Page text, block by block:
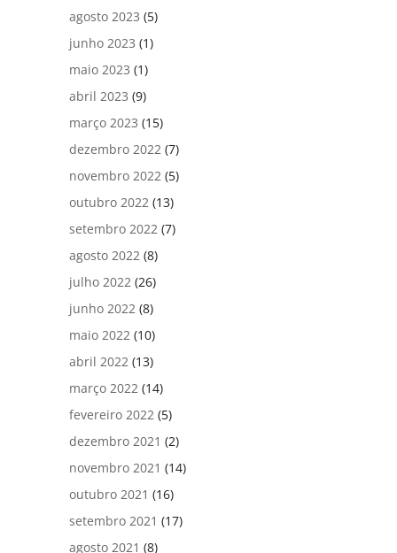
agosto 2023 (5)
junho 2023 (1)
maio 2023 (1)
abril 2023 (9)
março 2023 (15)
dezembro 2022 (7)
novembro 2022 (5)
outubro 2022 (13)
setembro 2022 (7)
agosto 2022 (8)
julho 2022 (26)
junho 2022 (8)
maio 2022 (10)
abril 2022 (13)
março 2022 (14)
fevereiro 2022 (5)
dezembro 2021 (2)
novembro 2021 (14)
outubro 2021 (16)
setembro 2021 (17)
agosto 2021 (8)